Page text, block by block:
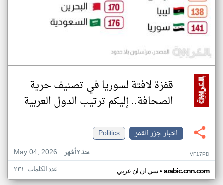
قفزة لافتة لسوريا في تصنيف حرية
الصحافة.. إليكم ترتيب الدول العربية
اخبار جزر القمر
Politics
May 04, 2026
منذ ٣ أشهر VF17PD
سي ان ان عربي• arabic.cnn.com عدد الكلمات: ٢٣١